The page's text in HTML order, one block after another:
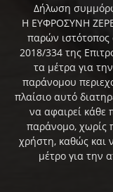
Δήλωση
Η ΕΥΦΡΟΣΥΝΗ
παρών
2018/334 της
τα μέτρα για
παράνομου
πλαίσιο αυτό
να αφαιρεί κάθε
παράνομο, χωρίς
χρήστη, καθώς και
μέτρο για την